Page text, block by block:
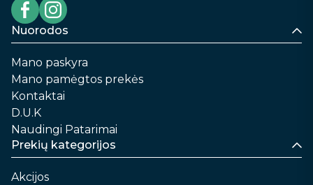
Nuorodos
Mano paskyra
Mano pamėgtos prekės
Kontaktai
D.U.K
Naudingi Patarimai
Prekių kategorijos
Akcijos